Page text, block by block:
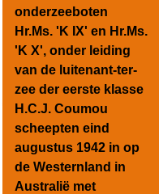
onderzeeboten
Hr.Ms. 'K IX' en Hr.Ms.
'K X', onder leiding
van de luitenant-ter-
zee der eerste klasse
H.C.J. Coumou
scheepten eind
augustus 1942 in op
de Westernland in
Australië met